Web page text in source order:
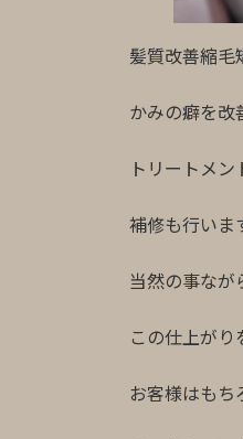
髪質改善縮毛
かみの癖を改
トリートメ
補修も行いま
当然の事な
この仕上がり
お客様はも